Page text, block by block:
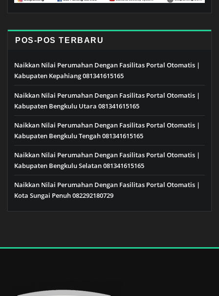
POS-POS TERBARU
Naikkan Nilai Perumahan Dengan Fasilitas Portal Otomatis |
Kabupaten Kepahiang 081341615165
Naikkan Nilai Perumahan Dengan Fasilitas Portal Otomatis |
Kabupaten Bengkulu Utara 081341615165
Naikkan Nilai Perumahan Dengan Fasilitas Portal Otomatis |
Kabupaten Bengkulu Tengah 081341615165
Naikkan Nilai Perumahan Dengan Fasilitas Portal Otomatis |
Kabupaten Bengkulu Selatan 081341615165
Naikkan Nilai Perumahan Dengan Fasilitas Portal Otomatis |
Kota Sungai Penuh 082292180729